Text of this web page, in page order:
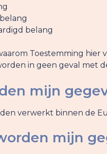
belang
Toestemming hier
in geen geval met
mijn
verwerkt binnen de
mijn